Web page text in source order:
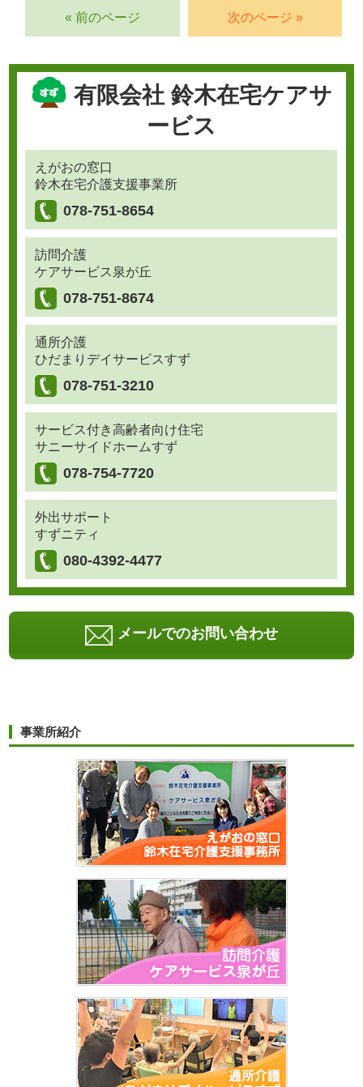
« 前のページ 次のページ »
有限会社 鈴木在宅ケアサ
ービス
えがおの窓口
鈴木在宅介護支援事業所
078-751-8654
訪問介護
ケアサービス泉が丘
078-751-8674
通所介護
ひだまりデイサービスすず
078-751-3210
サービス付き高齢者向け住宅
サニーサイドホームすず
078-754-7720
外出サポート
すずニティ
080-4392-4477
メールでのお問い合わせ
事業所紹介